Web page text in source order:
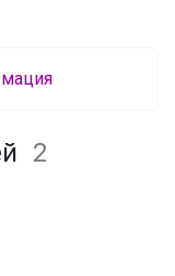
2